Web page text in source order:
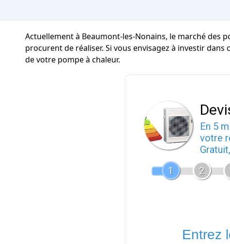
Actuellement à Beaumont-les-Nonains, le marché des
procurent de réaliser. Si vous envisagez à investir
de votre pompe à chaleur.
En 5
votre
1
2
Entrez